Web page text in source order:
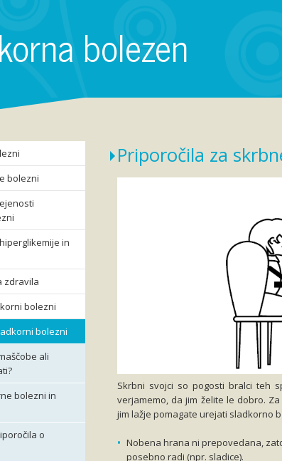
bolezen
bolezni
in
zdravila
bolezni
bolezni
ali
bolezni in
o
Priporočila za
Skrbni svojci so pogosti bralci teh
verjamemo, da jim želite le dobro.
jim lažje pomagate urejati sladkorno
Nobena hrana ni prepovedana,
posebno radi (npr. sladice).